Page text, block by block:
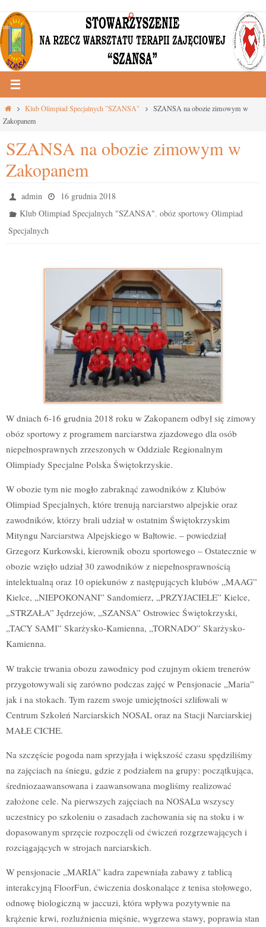
Przejdź
do
treści
Strona
główna
Klub Olimpiad Specjalnych "SZANSA"
SZANSA na obozie zimowym w
Zakopanem
SZANSA na obozie zimowym w
Zakopanem
admin
16 grudnia 2018
Klub Olimpiad Specjalnych "SZANSA",obóz sportowy Olimpiad
Specjalnych
W dniach 6-16 grudnia 2018 roku w Zakopanem odbył się zimowy
obóz sportowy z programem narciarstwa zjazdowego dla osób
niepełnosprawnych zrzeszonych w Oddziale Regionalnym
Olimpiady Specjalne Polska Świętokrzyskie.
W obozie tym nie mogło zabraknąć zawodników z Klubów
Olimpiad Specjalnych, które trenują narciarstwo alpejskie oraz
zawodników, którzy brali udział w ostatnim Świętokrzyskim
Mityngu Narciarstwa Alpejskiego w Bałtowie. – powiedział
Grzegorz Kurkowski, kierownik obozu sportowego – Ostatecznie w
obozie wzięło udział 30 zawodników z niepełnosprawnością
intelektualną oraz 10 opiekunów z następujących klubów „MAAG”
Kielce, „NIEPOKONANI” Sandomierz, „PRZYJACIELE” Kielce,
„STRZAŁA” Jędrzejów, „SZANSA” Ostrowiec Świętokrzyski,
„TACY SAMI” Skarżysko-Kamienna, „TORNADO” Skarżysko-
Kamienna.
W trakcie trwania obozu zawodnicy pod czujnym okiem trenerów
przygotowywali się zarówno podczas zajęć w Pensjonacie „Maria”
jak i na stokach. Tym razem swoje umiejętności szlifowali w
Centrum Szkoleń Narciarskich NOSAL oraz na Stacji Narciarskiej
MAŁE CICHE.
Na szczęście pogoda nam sprzyjała i większość czasu spędziliśmy
na zajęciach na śniegu, gdzie z podziałem na grupy: początkująca,
średniozaawansowana i zaawansowana mogliśmy realizować
założone cele. Na pierwszych zajęciach na NOSALu wszyscy
uczestnicy po szkoleniu o zasadach zachowania się na stoku i w
dopasowanym sprzęcie rozpoczęli od ćwiczeń rozgrzewających i
rozciągających w strojach narciarskich.
W pensjonacie „MARIA” kadra zapewniała zabawy z tablicą
interakcyjną FloorFun, ćwiczenia doskonalące z tenisa stołowego,
odnowę biologiczną w jaccuzi, która wpływa pozytywnie na
krążenie krwi, rozluźnienia mięśnie, wygrzewa stawy, poprawia stan